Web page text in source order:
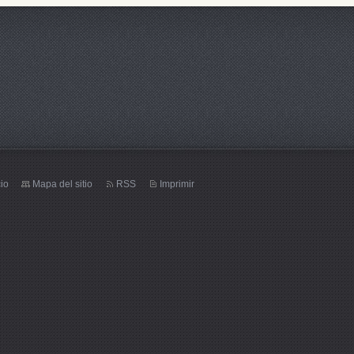
Mapa del sitio RSS Imprimir